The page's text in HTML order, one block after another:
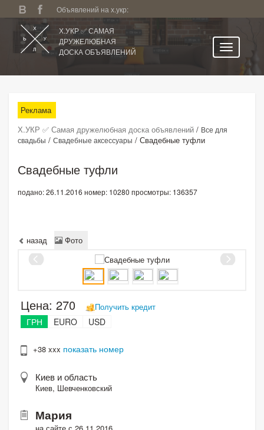
Объявлений на х.укр:
Х.УКР ✅ САМАЯ
ДРУЖЕЛЮБНАЯ
ДОСКА ОБЪЯВЛЕНИЙ
Все регионы
Категории
Избранное
Поиск по сайту
Подать объявление
Реклама
Х.УКР ✅ Самая дружелюбная доска объявлений / Все для
свадьбы / Свадебные аксессуары / Свадебные туфли
Свадебные туфли
подано: 26.11.2016 номер: 10280 просмотры: 136357
назад Фото
Цена: 270 Получить кредит
ГРН EURO USD
+38 xxx показать номер
Киев и область
Киев, Шевченковский
Мария